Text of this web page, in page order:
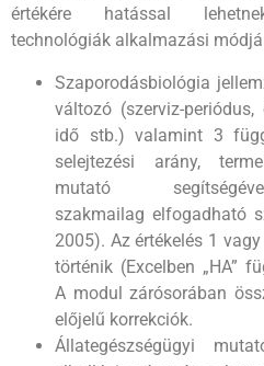
értékére hatással
technológiák alkalmazási
Szaporodásbiológia
változó (szerviz-
idő stb.) valamint 3
selejtezési arány,
mutató
szakmailag elfogadható
2005). Az értékelés 1
történik (Excelben „HA”
A modul zárósorában
előjelű korrekciók.
Állategészségügyi